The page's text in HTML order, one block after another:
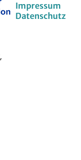
Impressum
Datenschutz